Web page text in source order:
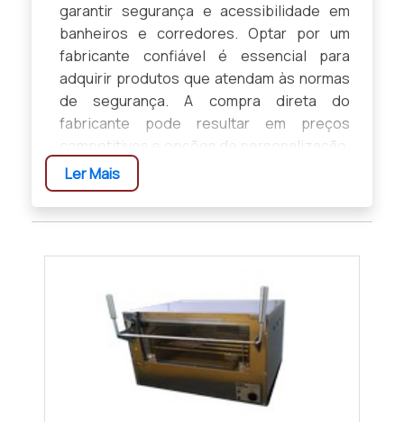
garantir segurança e acessibilidade em
banheiros e corredores. Optar por um
fabricante confiável é essencial para
adquirir produtos que atendam às normas
de segurança. A compra direta do
fabricante pode resultar em preços
competitivos e opções de personalização.
Existem diversos tipos de barras, como
retas, em L, angulares e dobráveis, cada
uma com suas funções específicas.
Soluções Industriais pode ser uma boa
estratégia para encontrar a solução ideal
para suas necessidades de
acessibilidade.
IMPORTÂNCIA DAS BARRAS DE
Ler Mais